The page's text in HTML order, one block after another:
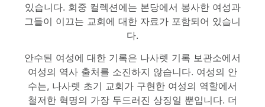
있습니다. 회중 컬렉션에는 본당에서 봉사한 여성과
그들이 이끄는 교회에 대한 자료가 포함되어 있습니
다.
안수된 여성에 대한 기록은 나사렛 기록 보관소에서
여성의 역사 출처를 소진하지 않습니다. 여성의 안
수는, 나사렛 초기 교회가 구현한 여성의 역할에서
철저한 혁명의 가장 두드러진 상징일 뿐입니다. 더